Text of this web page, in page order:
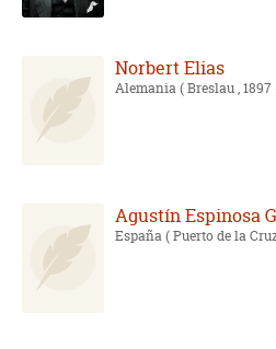
Norbert Elias
Alemania( Breslau ,
Agustín Espinosa
España( Puerto de la